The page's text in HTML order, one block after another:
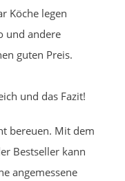
Köche legen
und andere
guten Preis.
und das Fazit!
bereuen. Mit dem
Bestseller kann
angemessene